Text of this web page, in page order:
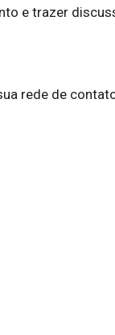
e trazer
rede de